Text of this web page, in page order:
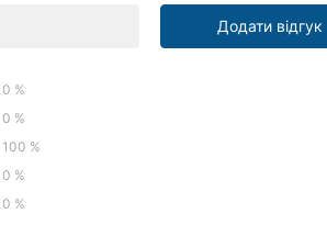
Додати відгук
0 %
0 %
100 %
0 %
0 %